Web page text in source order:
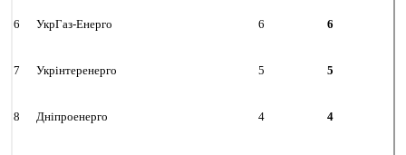
6 УкрГаз-Енерго 6 6
7 Укрінтеренерго 5 5
8 Дніпроенерго 4 4